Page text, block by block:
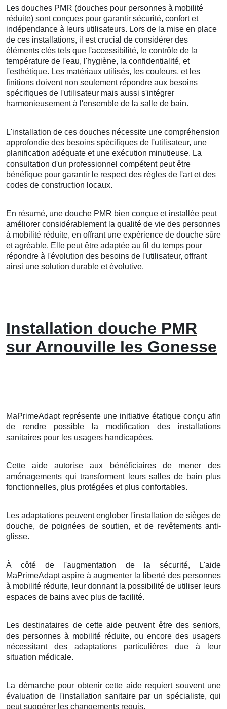
Les douches PMR (douches pour personnes à mobilité
réduite) sont conçues pour garantir sécurité, confort et
indépendance à leurs utilisateurs. Lors de la mise en place
de ces installations, il est crucial de considérer des
éléments clés tels que l'accessibilité, le contrôle de la
température de l'eau, l'hygiène, la confidentialité, et
l'esthétique. Les matériaux utilisés, les couleurs, et les
finitions doivent non seulement répondre aux besoins
spécifiques de l'utilisateur mais aussi s'intégrer
harmonieusement à l'ensemble de la salle de bain.
L'installation de ces douches nécessite une compréhension
approfondie des besoins spécifiques de l'utilisateur, une
planification adéquate et une exécution minutieuse. La
consultation d'un professionnel compétent peut être
bénéfique pour garantir le respect des règles de l'art et des
codes de construction locaux.
En résumé, une douche PMR bien conçue et installée peut
améliorer considérablement la qualité de vie des personnes
à mobilité réduite, en offrant une expérience de douche sûre
et agréable. Elle peut être adaptée au fil du temps pour
répondre à l'évolution des besoins de l'utilisateur, offrant
ainsi une solution durable et évolutive.
Installation douche PMR
sur Arnouville les Gonesse
MaPrimeAdapt représente une initiative étatique conçu afin
de rendre possible la modification des installations
sanitaires pour les usagers handicapées.
Cette aide autorise aux bénéficiaires de mener des
aménagements qui transforment leurs salles de bain plus
fonctionnelles, plus protégées et plus confortables.
Les adaptations peuvent englober l'installation de sièges de
douche, de poignées de soutien, et de revêtements anti-
glisse.
À côté de l'augmentation de la sécurité, L'aide
MaPrimeAdapt aspire à augmenter la liberté des personnes
à mobilité réduite, leur donnant la possibilité de utiliser leurs
espaces de bains avec plus de facilité.
Les destinataires de cette aide peuvent être des seniors,
des personnes à mobilité réduite, ou encore des usagers
nécessitant des adaptations particulières due à leur
situation médicale.
La démarche pour obtenir cette aide requiert souvent une
évaluation de l'installation sanitaire par un spécialiste, qui
peut suggérer les changements requis.